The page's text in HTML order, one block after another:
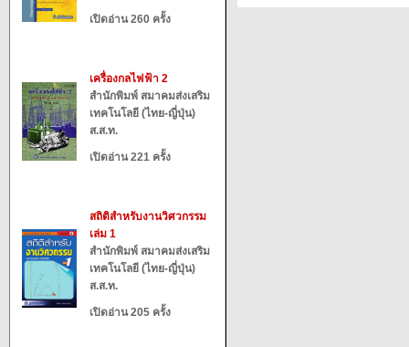
เปิดอ่าน 260 ครั้ง
เครื่องกลไฟฟ้า 2
สำนักพิมพ์ สมาคมส่งเสริม
เทคโนโลยี (ไทย-ญี่ปุ่น)
ส.ส.ท.
เปิดอ่าน 221 ครั้ง
สถิติสำหรับงานวิศวกรรม
เล่ม 1
สำนักพิมพ์ สมาคมส่งเสริม
เทคโนโลยี (ไทย-ญี่ปุ่น)
ส.ส.ท.
เปิดอ่าน 205 ครั้ง